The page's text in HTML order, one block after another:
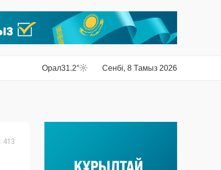
Орал31.2° Сенбі, 8 Тамыз 2026
413